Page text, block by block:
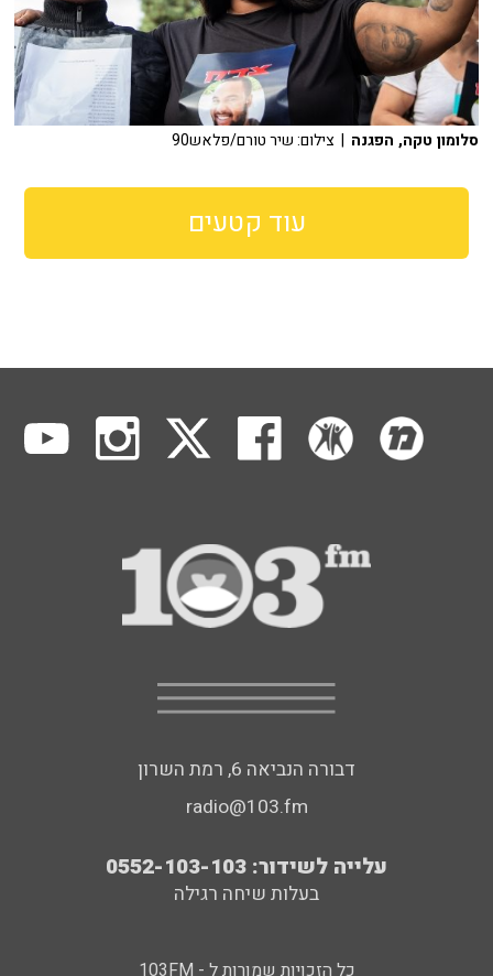
סלומון טקה, הפגנה | צילום: שיר טורם/פלאש90
עוד קטעים
דבורה הנביאה 6, רמת השרון
radio@103.fm
עלייה לשידור: 0552-103-103
בעלות שיחה רגילה
כל הזכויות שמורות ל - 103FM